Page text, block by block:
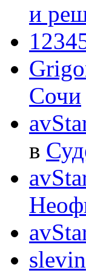
и
Сочи
в
slevin